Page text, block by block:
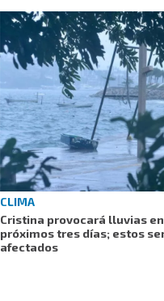
CLIMA
Cristina provocará lluvias
próximos tres días; estos
afectados